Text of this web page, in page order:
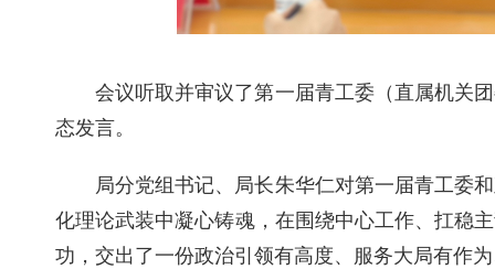
会议听取并审议了第一届青工委（直属机关
态发言。
局分党组书记、局长朱华仁对第一届青工委
化理论武装中凝心铸魂，在围绕中心工作、扛稳
功，交出了一份政治引领有高度、服务大局有作